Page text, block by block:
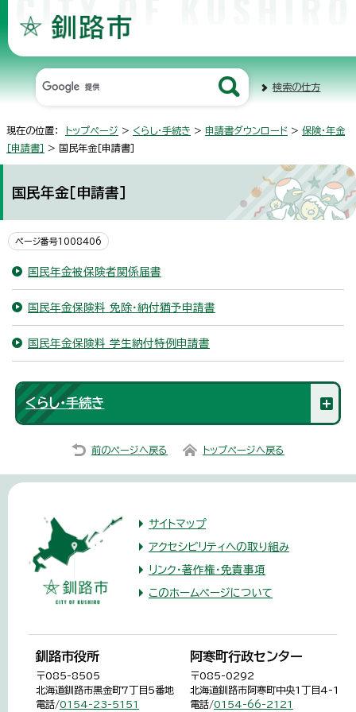
検索の仕方
現在の位置： トップページ > くらし・手続き > 申請書ダウンロード > 保険・年金
［申請書］
> 国民年金［申請書］
国民年金［申請書］
ページ番号1008406
国民年金被保険者関係届書
国民年金保険料 免除・納付猶予申請書
国民年金保険料 学生納付特例申請書
くらし・手続き
前のページへ戻る トップページへ戻る
サイトマップ
アクセシビリティへの取り組み
リンク・著作権・免責事項
このホームページについて
釧路市役所
〒085-8505
北海道釧路市黒金町7丁目5番地
電話/0154-23-5151
阿寒町行政センター
〒085-0292
北海道釧路市阿寒町中央1丁目4-1
電話/0154-66-2121